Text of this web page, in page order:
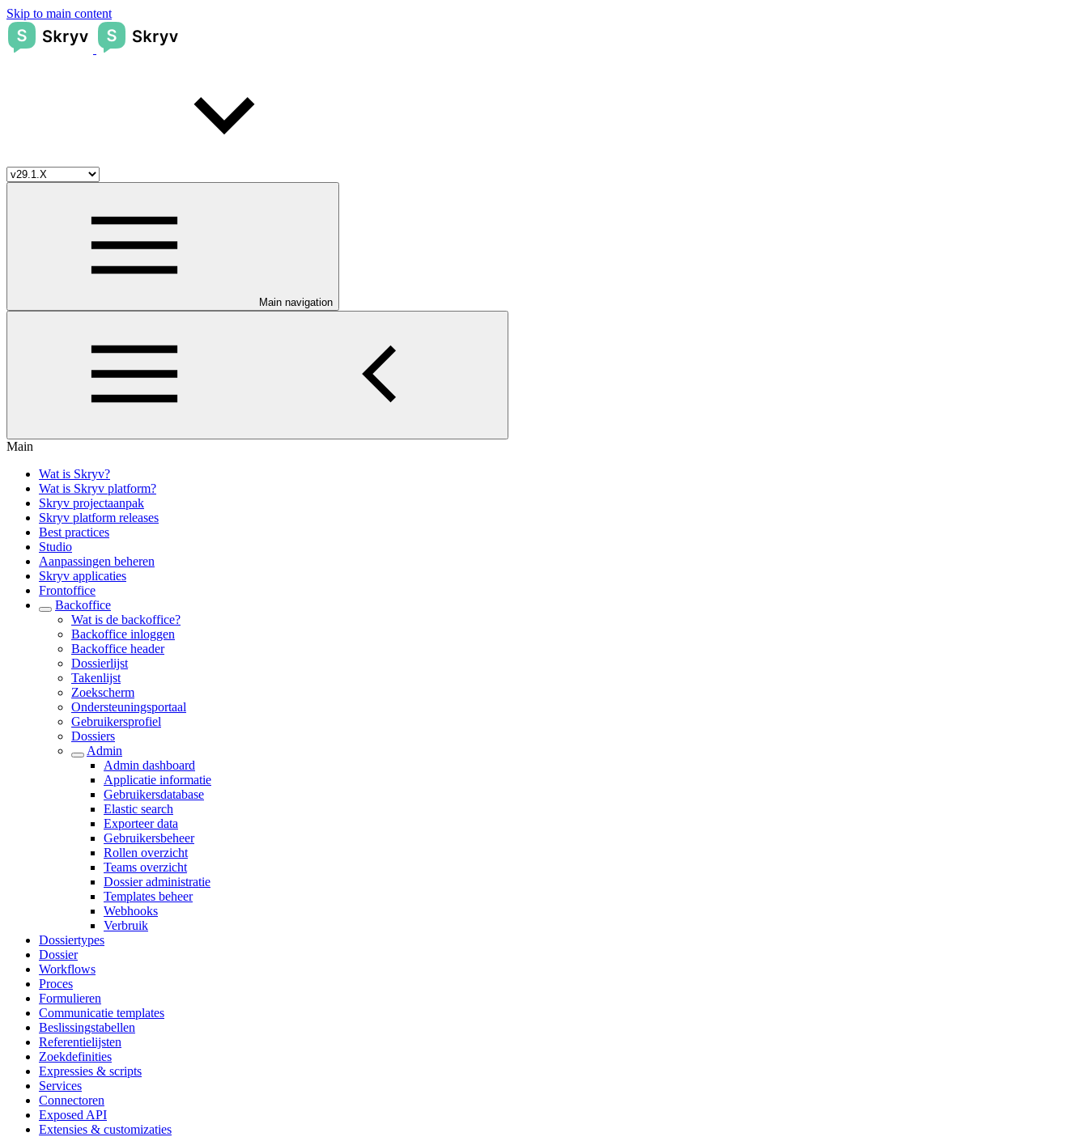
Skip to main content
Main navigation
Main
Wat is Skryv?
Wat is Skryv platform?
Skryv projectaanpak
Skryv platform releases
Best practices
Studio
Aanpassingen beheren
Skryv applicaties
Frontoffice
Backoffice
Wat is de backoffice?
Backoffice inloggen
Backoffice header
Dossierlijst
Takenlijst
Zoekscherm
Ondersteuningsportaal
Gebruikersprofiel
Dossiers
Admin
Admin dashboard
Applicatie informatie
Gebruikersdatabase
Elastic search
Exporteer data
Gebruikersbeheer
Rollen overzicht
Teams overzicht
Dossier administratie
Templates beheer
Webhooks
Verbruik
Dossiertypes
Dossier
Workflows
Proces
Formulieren
Communicatie templates
Beslissingstabellen
Referentielijsten
Zoekdefinities
Expressies & scripts
Services
Connectoren
Exposed API
Extensies & customizaties